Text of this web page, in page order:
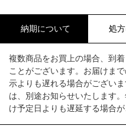
納期について 処
複数商品をお買上の場合、到
ことがございます。お届けま
示よりも遅れる場合がござい
は、別途お知らせいたします
け予定日よりも遅延する場合が